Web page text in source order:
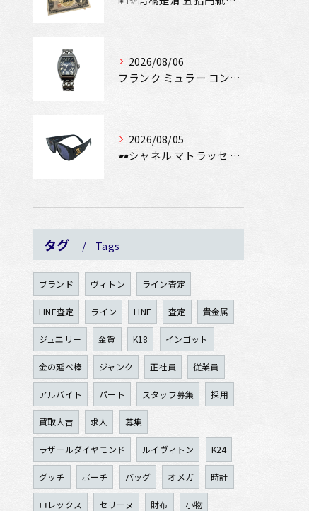
2026/08/06
フランク ミュラー コンキスタドール SS 8002SCをお...
2026/08/05
🕶️シャネル マトラッセ サングラスをお買取りさせていただき...
タグ Tags
ブランド ヴィトン ライン査定
LINE査定 ライン LINE 査定 貴金属
ジュエリー 金貨 K18 インゴット
金の延べ棒 ジャンク 正社員 従業員
アルバイト パート スタッフ募集 採用
買取大吉 求人 募集
ラザールダイヤモンド ルイヴィトン K24
グッチ ポーチ バッグ オメガ 時計
ロレックス セリーヌ 財布 小物